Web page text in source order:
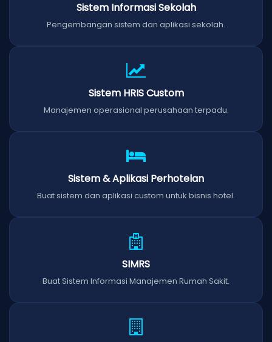
Sistem Informasi Sekolah
Pengembangan sistem dan aplikasi sekolah.
Sistem HRIS Custom
Manajemen operasional perusahaan terpadu.
Sistem & Aplikasi Perhotelan
Buat sistem dan aplikasi custom untuk bisnis hotel.
SIMRS
Buat Sistem Informasi Manajemen Rumah Sakit.